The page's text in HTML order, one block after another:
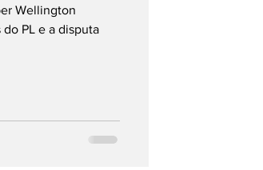
Wellington
PL e a disputa